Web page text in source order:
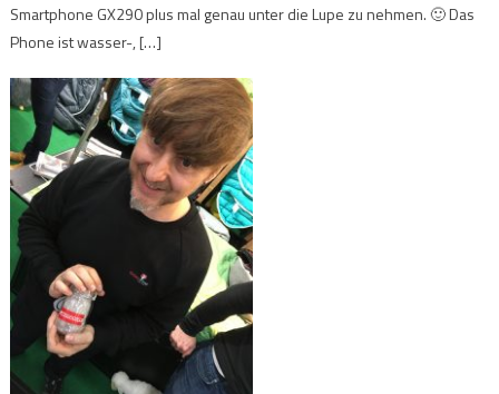
Smartphone GX290 plus mal genau unter die Lupe zu nehmen. 🙂 Das
Phone ist wasser-, […]